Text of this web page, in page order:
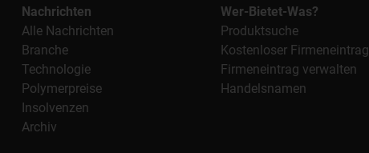
Nachrichten
Alle Nachrichten
Branche
Technologie
Polymerpreise
Insolvenzen
Archiv
Wer-Bietet-Was?
Produktsuche
Kostenloser Firmeneintrag
Firmeneintrag verwalten
Handelsnamen